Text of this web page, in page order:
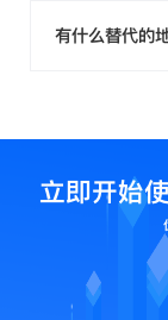
有什么替代的
立即开始